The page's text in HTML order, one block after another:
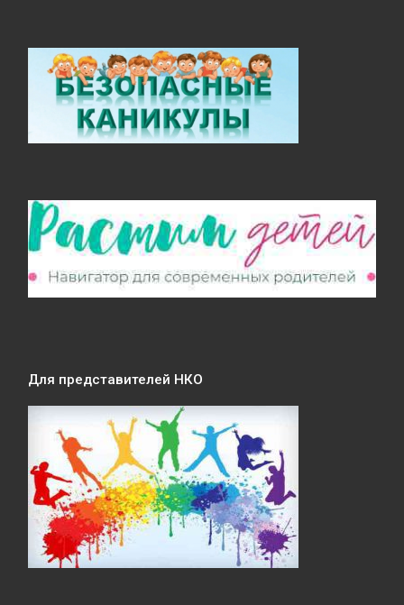
Для представителей НКО